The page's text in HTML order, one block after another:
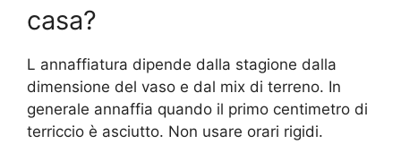
casa?
L annaffiatura dipende dalla stagione dalla
dimensione del vaso e dal mix di terreno. In
generale annaffia quando il primo centimetro di
terriccio è asciutto. Non usare orari rigidi.